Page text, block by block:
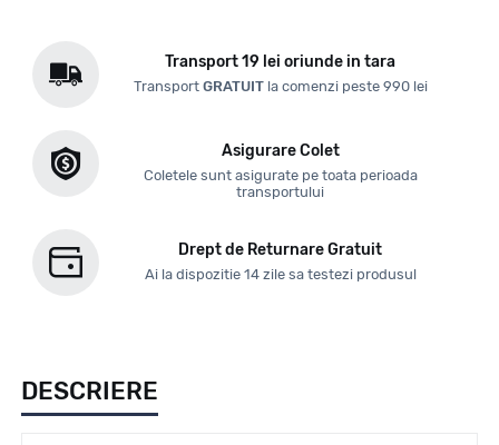
Transport 19 lei oriunde in tara
Transport GRATUITla comenzi peste 990 lei
Asigurare Colet
Coletele sunt asigurate pe toata perioada
transportului
Drept de Returnare Gratuit
Ai la dispozitie 14 zile sa testezi produsul
DESCRIERE